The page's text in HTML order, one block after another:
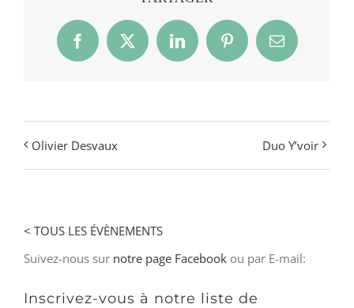
Facebook
X LinkedInPinterestEmail
Olivier Desvaux Duo Y’voir
< TOUS LES ÉVÈNEMENTS
Suivez-nous sur notre page Facebook ou par E-mail:
Inscrivez-vous à notre liste de